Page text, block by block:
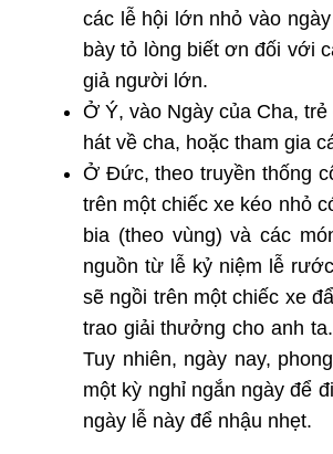
các lễ hội lớn nhỏ vào
bày tỏ lòng biết ơn đối với
giả người lớn.
Ở Ý, vào Ngày của Cha,
hát về cha, hoặc tham gia
Ở Đức, theo truyền thống
trên một chiếc xe kéo nhỏ
bia (theo vùng) và các
nguồn từ lễ kỷ niệm lễ
sẽ ngồi trên một chiếc xe
trao giải thưởng cho anh
Tuy nhiên, ngày nay,
một kỳ nghỉ ngắn ngày để
ngày lễ này để nhậu nhẹt.